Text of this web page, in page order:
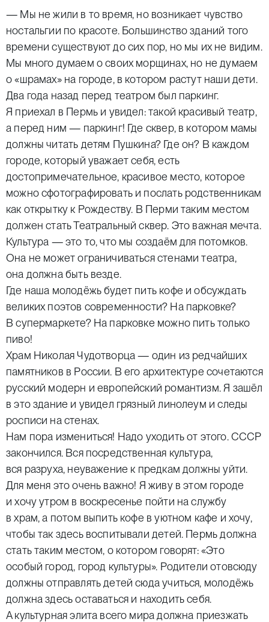
— Мы не жили в то время, но возникает чувство
ностальгии по красоте. Большинство зданий того
времени существуют до сих пор, но мы их не видим.
Мы много думаем о своих морщинах, но не думаем
о «шрамах» на городе, в котором растут наши дети.
Два года назад перед театром был паркинг.
Я приехал в Пермь и увидел: такой красивый театр,
а перед ним — паркинг! Где сквер, в котором мамы
должны читать детям Пушкина? Где он? В каждом
городе, который уважает себя, есть
достопримечательное, красивое место, которое
можно сфотографировать и послать родственникам
как открытку к Рождеству. В Перми таким местом
должен стать Театральный сквер. Это важная мечта.
Культура — это то, что мы создаём для потомков.
Она не может ограничиваться стенами театра,
она должна быть везде.
Где наша молодёжь будет пить кофе и обсуждать
великих поэтов современности? На парковке?
В супермаркете? На парковке можно пить только
пиво!
Храм Николая Чудотворца — один из редчайших
памятников в России. В его архитектуре сочетаются
русский модерн и европейский романтизм. Я зашёл
в это здание и увидел грязный линолеум и следы
росписи на стенах.
Нам пора измениться! Надо уходить от этого. СССР
закончился. Вся посредственная культура,
вся разруха, неуважение к предкам должны уйти.
Для меня это очень важно! Я живу в этом городе
и хочу утром в воскресенье пойти на службу
в храм, а потом выпить кофе в уютном кафе и хочу,
чтобы так здесь воспитывали детей. Пермь должна
стать таким местом, о котором говорят: «Это
особый город, город культуры». Родители отовсюду
должны отправлять детей сюда учиться, молодёжь
должна здесь оставаться и находить себя.
А культурная элита всего мира должна приезжать